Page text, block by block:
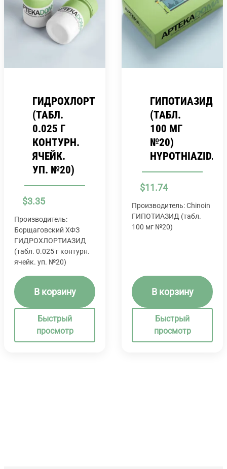
ГИДРОХЛОРТИАЗИД
(ТАБЛ.
0.025 Г
КОНТУРН.
ЯЧЕЙК.
УП. №20)
$3.35
Производитель:
Борщаговский ХФЗ
ГИДРОХЛОРТИАЗИД
(табл. 0.025 г контурн.
ячейк. уп. №20)
В корзину
Быстрый
просмотр
ГИПОТИАЗИД
(ТАБЛ.
100 МГ
№20)
HYPOTHIAZID.
$11.74
Производитель: Chinoin
ГИПОТИАЗИД (табл.
100 мг №20)
В корзину
Быстрый
просмотр